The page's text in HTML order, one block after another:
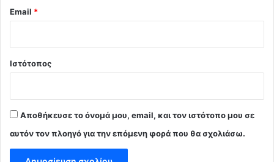
Email *
Ιστότοπος
Αποθήκευσε το όνομά μου, email, και τον ιστότοπο μου σε
αυτόν τον πλοηγό για την επόμενη φορά που θα σχολιάσω.